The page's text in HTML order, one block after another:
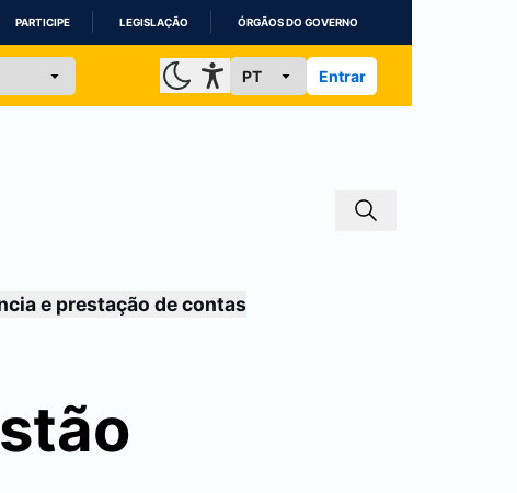
PARTICIPE LEGISLAÇÃO ÓRGÃOS DO GOVERNO
Entrar
e prestação de contas